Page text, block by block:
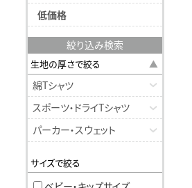
低価格
絞り込み検索
生地の厚さで絞る
綿Tシャツ
スポーツ・ドライTシャツ
パーカー・スウェット
サイズで絞る